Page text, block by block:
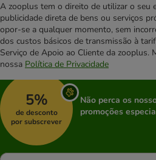
A zooplus tem o direito de utilizar o seu
publicidade direta de bens ou serviços
opor-se a qualquer momento, sem
dos custos básicos de transmissão à
Serviço de Apoio ao Cliente da zooplus.
nossa Política de Privacidade
5%
de desconto
por subscrever
Não perca os
promoções